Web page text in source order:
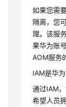
如果您需
隔离，您
理。该服
果华为账
AOM服务
IAM是华
通过IAM
希望人员